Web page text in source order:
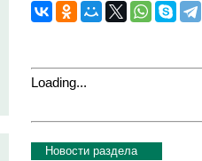
Loading...
Новости раздела